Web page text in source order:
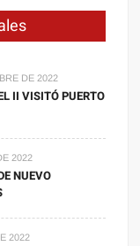
DE 2022
II VISITÓ PUERTO
2022
NUEVO
2022